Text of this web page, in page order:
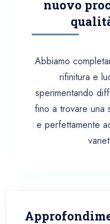
nuovo
Abbiamo
rifinitura e
sperimentando
fino a trovare una
e perfettamente